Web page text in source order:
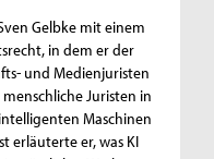
Gelbke mit einem
in dem er der
und Medienjuristen
Juristen in
Maschinen
erläuterte er, was KI